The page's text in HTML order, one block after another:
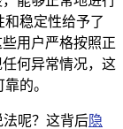
和稳定性给予了
用户严格按照正
何异常情况，这
的。
法呢？这背后隐